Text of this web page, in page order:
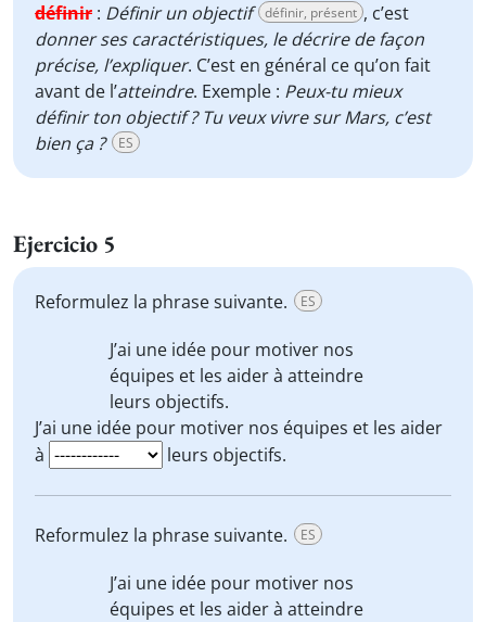
définir : Définir un objectif définir, présent , c’est
donner ses caractéristiques, le décrire de façon
précise, l’expliquer. C’est en général ce qu’on fait
avant de l’atteindre. Exemple : Peux-tu mieux
définir ton objectif ? Tu veux vivre sur Mars, c’est
bien ça ?
ES
Ejercicio 5
Reformulez la phrase suivante. ES
J’ai une idée pour motiver nos
équipes et les aider à atteindre
leurs objectifs.
J’ai une idée pour motiver nos équipes et les aider
à
leurs objectifs.
Reformulez la phrase suivante. ES
J’ai une idée pour motiver nos
équipes et les aider à atteindre